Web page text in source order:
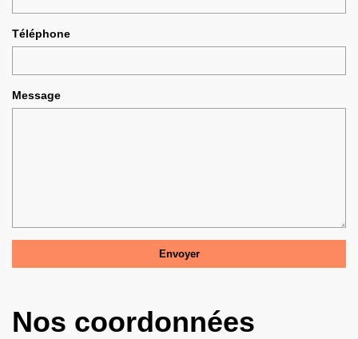
Téléphone
Message
Nos coordonnées